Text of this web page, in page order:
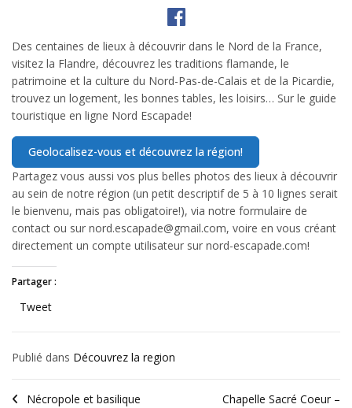
Des centaines de lieux à découvrir dans le Nord de la France,
visitez la Flandre, découvrez les traditions flamande, le
patrimoine et la culture du Nord-Pas-de-Calais et de la Picardie,
trouvez un logement, les bonnes tables, les loisirs… Sur le guide
touristique en ligne Nord Escapade!
Partagez vous aussi vos plus belles photos des lieux à découvrir
au sein de notre région (un petit descriptif de 5 à 10 lignes serait
le bienvenu, mais pas obligatoire!), via notre formulaire de
contact ou sur nord.escapade@gmail.com, voire en vous créant
directement un compte utilisateur sur nord-escapade.com!
Partager :
Tweet
Publié dans Découvrez la region
Nécropole et basilique
Chapelle Sacré Coeur –